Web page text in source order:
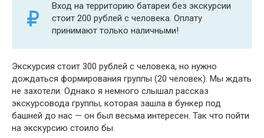
Вход на территорию батареи без экскурсии
стоит 200 рублей с человека. Оплату
принимают только наличными!
Экскурсия стоит 300 рублей с человека, но нужно
дождаться формирования группы (20 человек). Мы ждать
не захотели. Однако я немного слышал рассказ
экскурсовода группы, которая зашла в бункер под
башней до нас — он был весьма интересен. Так что пойти
на экскурсию стоило бы.